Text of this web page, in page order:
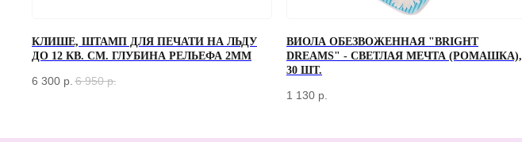
КЛИШЕ, ШТАМП ДЛЯ ПЕЧАТИ НА ЛЬДУ
ДО 12 КВ. СМ. ГЛУБИНА РЕЛЬЕФА 2ММ
6 300 р. 6 950 р.
ВИОЛА ОБЕЗВОЖЕННАЯ "BRIGHT
DREAMS" - СВЕТЛАЯ МЕЧТА (РОМАШКА),
30 ШТ.
1 130 р.
Если у вас есть вопросы по ассортименту или нужна консультация —
оставьте свои контакты, мы свяжемся с вами
ЗАКАЗАТЬ ЗВОНОК